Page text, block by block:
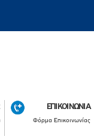
ΕΠΙΚΟΙΝΩΝΙΑ
Φόρμα Επικοινωνίας